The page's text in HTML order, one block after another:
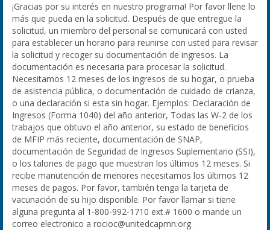
¡Gracias por su interés en nuestro programa! Por favor llene lo
más que pueda en la solicitud. Después de que entregue la
solicitud, un miembro del personal se comunicará con usted
para establecer un horario para reunirse con usted para revisar
la solicitud y recoger su documentación de ingresos. La
documentación es necesaria para procesar la solicitud.
Necesitamos 12 meses de los ingresos de su hogar, o prueba
de asistencia pública, o documentación de cuidado de crianza,
o una declaración si esta sin hogar. Ejemplos: Declaración de
Ingresos (Forma 1040) del año anterior, Todas las W-2 de los
trabajos que obtuvo el año anterior, su estado de beneficios
de MFIP más reciente, documentación de SNAP,
documentación de Seguridad de Ingresos Suplementario (SSI),
o los talones de pago que muestran los últimos 12 meses. Si
recibe manutención de menores necesitamos los últimos 12
meses de pagos. Por favor, también tenga la tarjeta de
vacunación de su hijo disponible. Por favor llamar si tiene
alguna pregunta al 1-800-992-1710 ext.# 1600 o mande un
correo electronico a rocioc@unitedcapmn.org.